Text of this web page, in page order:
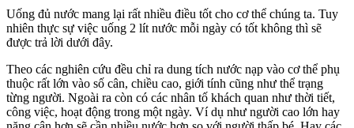
Uống đủ nước mang lại rất nhiều điều tốt cho cơ thể chúng ta. Tuy
nhiên thực sự việc uống 2 lít nước mỗi ngày có tốt không thì sẽ
được trả lời dưới đây.
Theo các nghiên cứu đều chỉ ra dung tích nước nạp vào cơ thể phụ
thuộc rất lớn vào số cân, chiều cao, giới tính cũng như thể trạng
từng người. Ngoài ra còn có các nhân tố khách quan như thời tiết,
công việc, hoạt động trong một ngày. Ví dụ như người cao lớn hay